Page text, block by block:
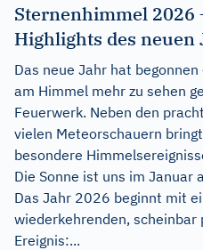
Sternenhimmel 2026
Highlights des neuen
Das neue Jahr hat
am Himmel mehr zu sehen
Feuerwerk. Neben den
vielen Meteorschauern
besondere
Die Sonne ist uns im Januar
Das Jahr 2026 beginnt mit
wiederkehrenden,
Ereignis:...